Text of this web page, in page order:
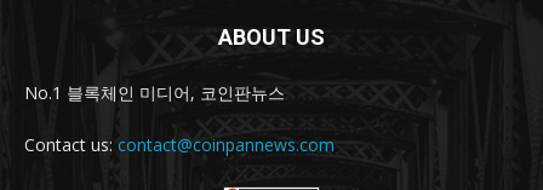
ABOUT US
No.1 블록체인 미디어, 코인판뉴스
Contact us: contact@coinpannews.com